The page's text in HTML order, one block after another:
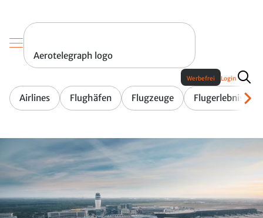
Aerotelegraph logo
Airlines Flughäfen Flugzeuge Flugerlebnis
Werbefrei Login